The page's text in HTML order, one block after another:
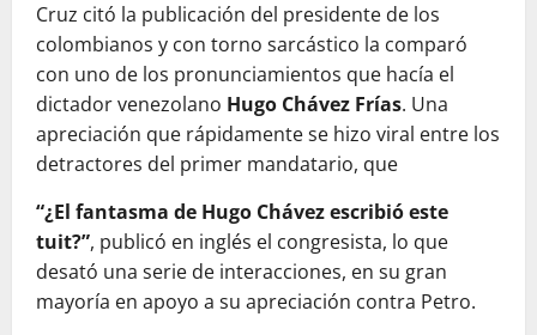
Cruz citó la publicación del presidente de los
colombianos y con torno sarcástico la comparó
con uno de los pronunciamientos que hacía el
dictador venezolano Hugo Chávez Frías. Una
apreciación que rápidamente se hizo viral entre los
detractores del primer mandatario, que
“¿El fantasma de Hugo Chávez escribió este
tuit?”, publicó en inglés el congresista, lo que
desató una serie de interacciones, en su gran
mayoría en apoyo a su apreciación contra Petro.